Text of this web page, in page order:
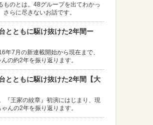
ものとは。48グループを出てわかっ
らに尽きないお話です。
とともに駆け抜けた2年間ー
年7月の新連載開始から現在まで、
の約2年を振り返ります。
とともに駆け抜けた2年間【大
『王家の紋章』初演にはじまり、現
んの2年を振り返ります。